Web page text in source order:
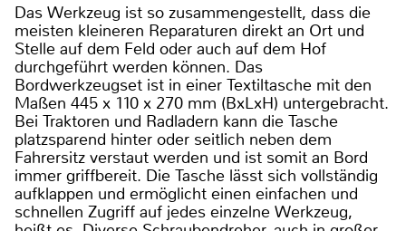
Das Werkzeug ist so zusammengestellt, dass die
meisten kleineren Reparaturen direkt an Ort und
Stelle auf dem Feld oder auch auf dem Hof
durchgeführt werden können. Das
Bordwerkzeugset ist in einer Textiltasche mit den
Maßen 445 x 110 x 270 mm (BxLxH) untergebracht.
Bei Traktoren und Radladern kann die Tasche
platzsparend hinter oder seitlich neben dem
Fahrersitz verstaut werden und ist somit an Bord
immer griffbereit. Die Tasche lässt sich vollständig
aufklappen und ermöglicht einen einfachen und
schnellen Zugriff auf jedes einzelne Werkzeug,